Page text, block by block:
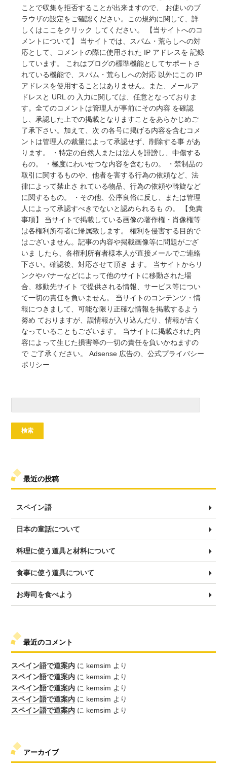
ことで収集を拒否することが出来ますので、 お使いのブ
ラウザの設定をご確認ください。この規約に関して、詳
しくはここをクリック してください。 【当サイトへのコ
メントについて】 当サイトでは、スパム・荒らしへの対
応として、コメントの際に使用された IP アドレスを 記録
しています。 これはブログの標準機能としてサポートさ
れている機能で、スパム・荒らしへの対応 以外にこの IP
アドレスを使用することはありません。また、メールア
ドレスと URL の 入力に関しては、任意となっておりま
す。全てのコメントは管理人が事前にその内容 を確認
し、承認した上での掲載となりますことをあらかじめご
了承下さい。加えて、次 の各号に掲げる内容を含むコメ
ントは管理人の裁量によって承認せず、削除する事 があ
ります。 ・特定の自然人または法人を誹謗し、中傷する
もの。 ・極度にわいせつな内容を含むもの。 ・禁制品の
取引に関するものや、他者を害する行為の依頼など、法
律によって禁止さ れている物品、行為の依頼や斡旋など
に関するもの。 ・その他、公序良俗に反し、または管理
人によって承認すべきでないと認められるも の。 【免責
事項】 当サイトで掲載している画像の著作権・肖像権等
は各権利所有者に帰属致します。 権利を侵害する目的で
はございません。記事の内容や掲載画像等に問題がござ
いま したら、各権利所有者様本人が直接メールでご連絡
下さい。確認後、対応させて頂き ます。 当サイトからリ
ンクやバナーなどによって他のサイトに移動された場
合、移動先サイト で提供される情報、サービス等につい
て一切の責任を負いません。 当サイトのコンテンツ・情
報につきまして、可能な限り正確な情報を掲載するよう
努め ておりますが、誤情報が入り込んだり、情報が古く
なっていることもございます。 当サイトに掲載された内
容によって生じた損害等の一切の責任を負いかねますの
で ご了承ください。 Adsense 広告の、公式プライバシー
ポリシー
索:
最近の投稿
スペイン語
日本の童話について
料理に使う道具と材料について
食事に使う道具について
お寿司を食べよう
最近のコメント
スペイン語で道案内 に kemsim より
スペイン語で道案内 に kemsim より
スペイン語で道案内 に kemsim より
スペイン語で道案内 に kemsim より
スペイン語で道案内 に kemsim より
アーカイブ